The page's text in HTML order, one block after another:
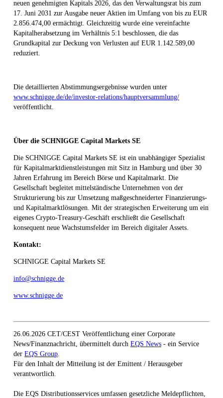
neuen genehmigten Kapitals 2026, das den Verwaltungsrat bis zum
17. Juni 2031 zur Ausgabe neuer Aktien im Umfang von bis zu EUR
2.856.474,00 ermächtigt. Gleichzeitig wurde eine vereinfachte
Kapitalherabsetzung im Verhältnis 5:1 beschlossen, die das
Grundkapital zur Deckung von Verlusten auf EUR 1.142.589,00
reduziert.
Die detaillierten Abstimmungsergebnisse wurden unter
www.schnigge.de/de/investor-relations/hauptversammlung/
veröffentlicht.
Über die SCHNIGGE Capital Markets SE
Die SCHNIGGE Capital Markets SE ist ein unabhängiger Spezialist
für Kapitalmarktdienstleistungen mit Sitz in Hamburg und über 30
Jahren Erfahrung im Bereich Börse und Kapitalmarkt. Die
Gesellschaft begleitet mittelständische Unternehmen von der
Strukturierung bis zur Umsetzung maßgeschneiderter Finanzierungs-
und Kapitalmarktlösungen. Mit der strategischen Erweiterung um ein
eigenes Crypto-Treasury-Geschäft erschließt die Gesellschaft
konsequent neue Wachstumsfelder im Bereich digitaler Assets.
Kontakt:
SCHNIGGE Capital Markets SE
info@schnigge.de
www.schnigge.de
26.06.2026 CET/CEST Veröffentlichung einer Corporate
News/Finanznachricht, übermittelt durch EQS News - ein Service
der EQS Group
Für den Inhalt der Mitteilung ist der Emittent / Herausgeber
verantwortlich.
Die EQS Distributionsservices umfassen gesetzliche Meldepflichten,